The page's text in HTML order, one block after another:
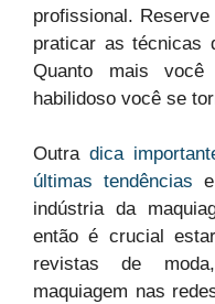
profissional.
praticar as técnicas
Quanto mais
habilidoso você se
Outra dica
últimas tendências
indústria da
então é crucial
revistas de
maquiagem nas